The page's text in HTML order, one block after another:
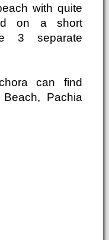
with quite
on a short
3 separate
can find
Pachia